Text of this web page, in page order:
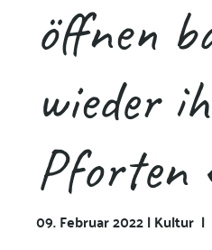
öffnen
wieder
Pforten
09. Februar 2022 | Kultur |